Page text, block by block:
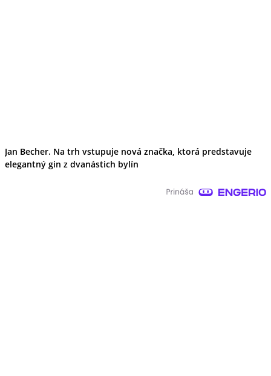
Jan Becher. Na trh vstupuje nová značka, ktorá predstavuje
elegantný gin z dvanástich bylín